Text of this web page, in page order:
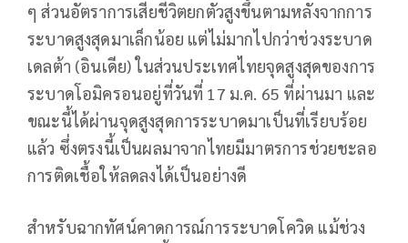
ๆ ส่วนอัตราการเสียชีวิตยกตัวสูงขึ้นตามหลังจากการ
ระบาดสูงสุดมาเล็กน้อย แต่ไม่มากไปกว่าช่วงระบาด
เดลต้า​ (อินเดีย) ในส่วนประเทศไทยจุดสูงสุดของการ
ระบาดโอมิครอนอยู่ที่วันที่ 17 ม.ค. 65 ที่ผ่านมา และ
ขณะนี้ได้ผ่านจุดสูงสุดการระบาดมาเป็นที่เรียบร้อย
แล้ว ซึ่งตรงนี้เป็นผลมาจากไทยมีมาตรการช่วยชะลอ
การติดเชื้อให้ลดลงได้เป็นอย่างดี
สำหรับฉากทัศน์คาดการณ์การระบาดโควิด แม้ช่วง